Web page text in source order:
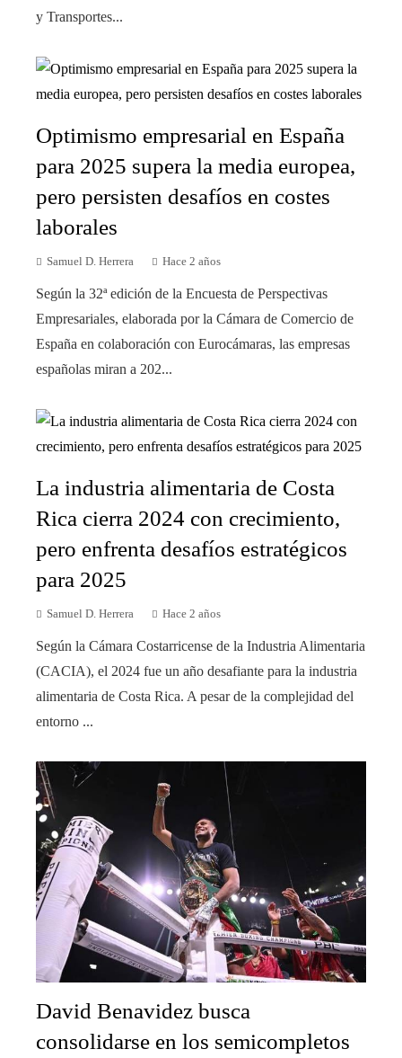
y Transportes...
Optimismo empresarial en España
para 2025 supera la media europea,
pero persisten desafíos en costes
laborales
Samuel D. Herrera Hace 2 años
Según la 32ª edición de la Encuesta de Perspectivas
Empresariales, elaborada por la Cámara de Comercio de
España en colaboración con Eurocámaras, las empresas
españolas miran a 202...
La industria alimentaria de Costa
Rica cierra 2024 con crecimiento,
pero enfrenta desafíos estratégicos
para 2025
Samuel D. Herrera Hace 2 años
Según la Cámara Costarricense de la Industria Alimentaria
(CACIA), el 2024 fue un año desafiante para la industria
alimentaria de Costa Rica. A pesar de la complejidad del
entorno ...
David Benavidez busca
consolidarse en los semicompletos